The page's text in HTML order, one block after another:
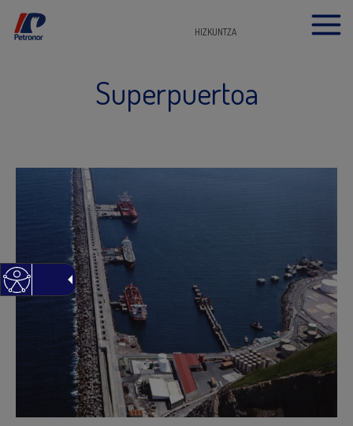
HIZKUNTZA
Superpuertoa